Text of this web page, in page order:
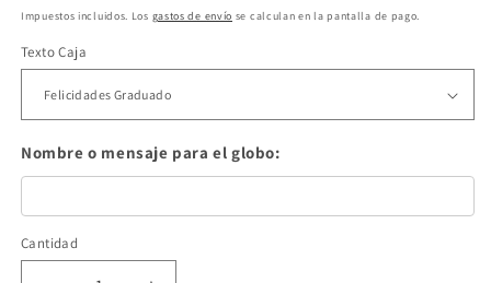
habitual
Impuestos incluidos. Los gastos de envío se calculan en la pantalla de pago.
Texto Caja
Nombre o mensaje para el globo:
Cantidad
Cantidad